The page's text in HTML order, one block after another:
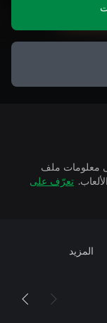
معلومات ملف
تعرّف على
المزيد